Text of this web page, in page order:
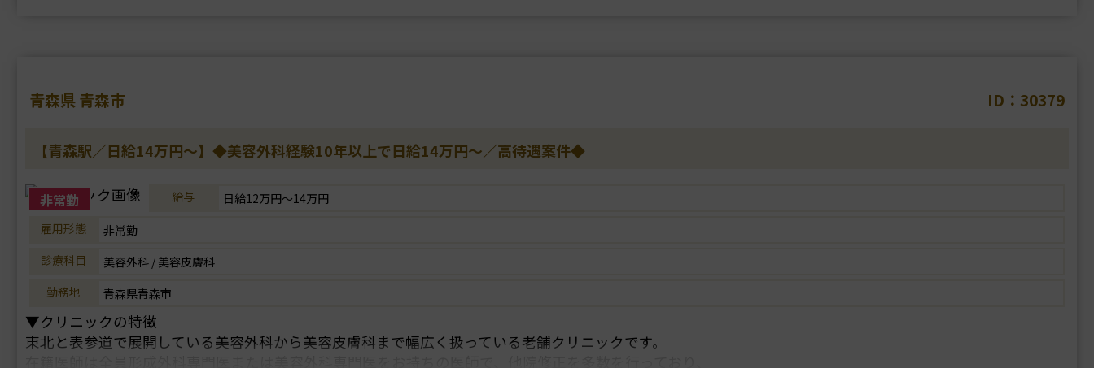
青森県 青森市 ID：30379
【青森駅／日給14万円～】◆美容外科経験10年以上で日給14万円～／高待遇案件◆
非常勤 給与
日給12万円～14万円
雇用形態
非常勤
診療科目
美容外科 / 美容皮膚科
勤務地
青森県青森市
▼クリニックの特徴
東北と表参道で展開している美容外科から美容皮膚科まで幅広く扱っている老舗クリニックです。